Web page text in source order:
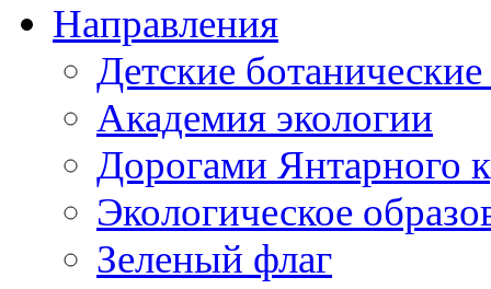
Направления
Детские
Академия экологии
Дорогами Янтарного
Экологическое
Зеленый флаг